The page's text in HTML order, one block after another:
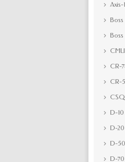
Axis-1
CR-
CR-
D-10
D-20
D-50
D-70